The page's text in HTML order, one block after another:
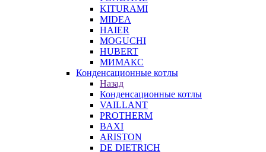
KITURAMI
MIDEA
HAIER
MOGUCHI
HUBERT
МИМАКС
Конденсационные котлы
Назад
Конденсационные котлы
VAILLANT
PROTHERM
BAXI
ARISTON
DE DIETRICH